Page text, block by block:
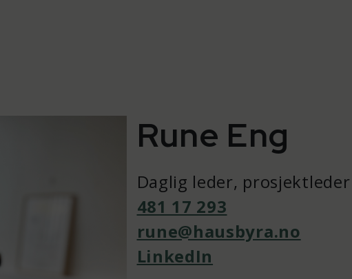
Rune Eng
Daglig leder,
481 17 293
rune@hausbyra.no
LinkedIn